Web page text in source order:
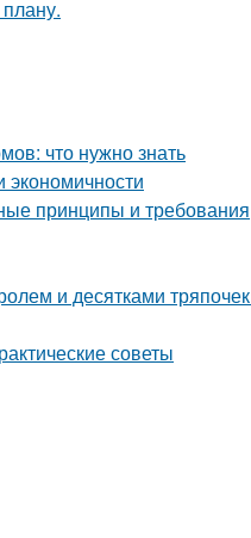
что нужно знать
экономичности
принципы и требования
и десятками
советы